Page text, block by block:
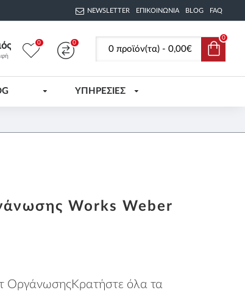
NEWSLETTER ΕΠΙΚΟΙΝΩΝΊΑ BLOG FAQ
0 0
0 προϊόν(τα) - 0,00€
0
ΥΠΗΡΕΣΙΕΣ
Works Weber
ΟργάνωσηςΚρατήστε όλα τα